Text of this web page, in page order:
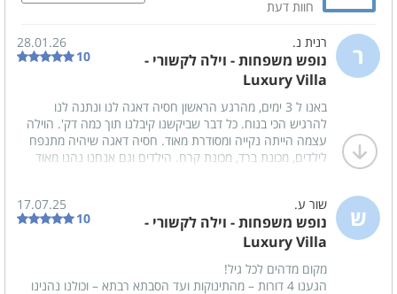
משפחות
ימי כיף
הצעות נישואין
ציבור דתי
שבתות חתן
קבוצות
מטבח מאובזר
כיריים גז
מיקרוגל
מקרר
כלי אוכל והגשה
חוות דעת
ר רנית נ.
נופש משפחות - וילה לקשורי -
Luxury Villa
28.01.26
10
באנו ל 3 ימים, מהרגע הראשון חסיה דאגה לנו ונתנה לנו
להרגיש הכי בנוח. כל דבר שביקשנו קיבלנו תוך כמה דק'. הוילה
עצמה הייתה נקייה ומסודרת מאוד. חסיה דאגה שיהיה מתנפח
לילדים, מכונת ברד, מכונת קרח. הילדים וגם אנחנו נהנו מאוד
מהממת ורגועה, אין ספק שנחזור. והמון תודה לחסיה ולבעלה
המקסימים. ?
ש שור ע.
נופש משפחות - וילה לקשורי -
Luxury Villa
17.07.25
10
מקום מדהים לכל גיל!
הגענו 4 דורות – מהתינוקות ועד הסבתא רבתא – וכולנו נהנינו